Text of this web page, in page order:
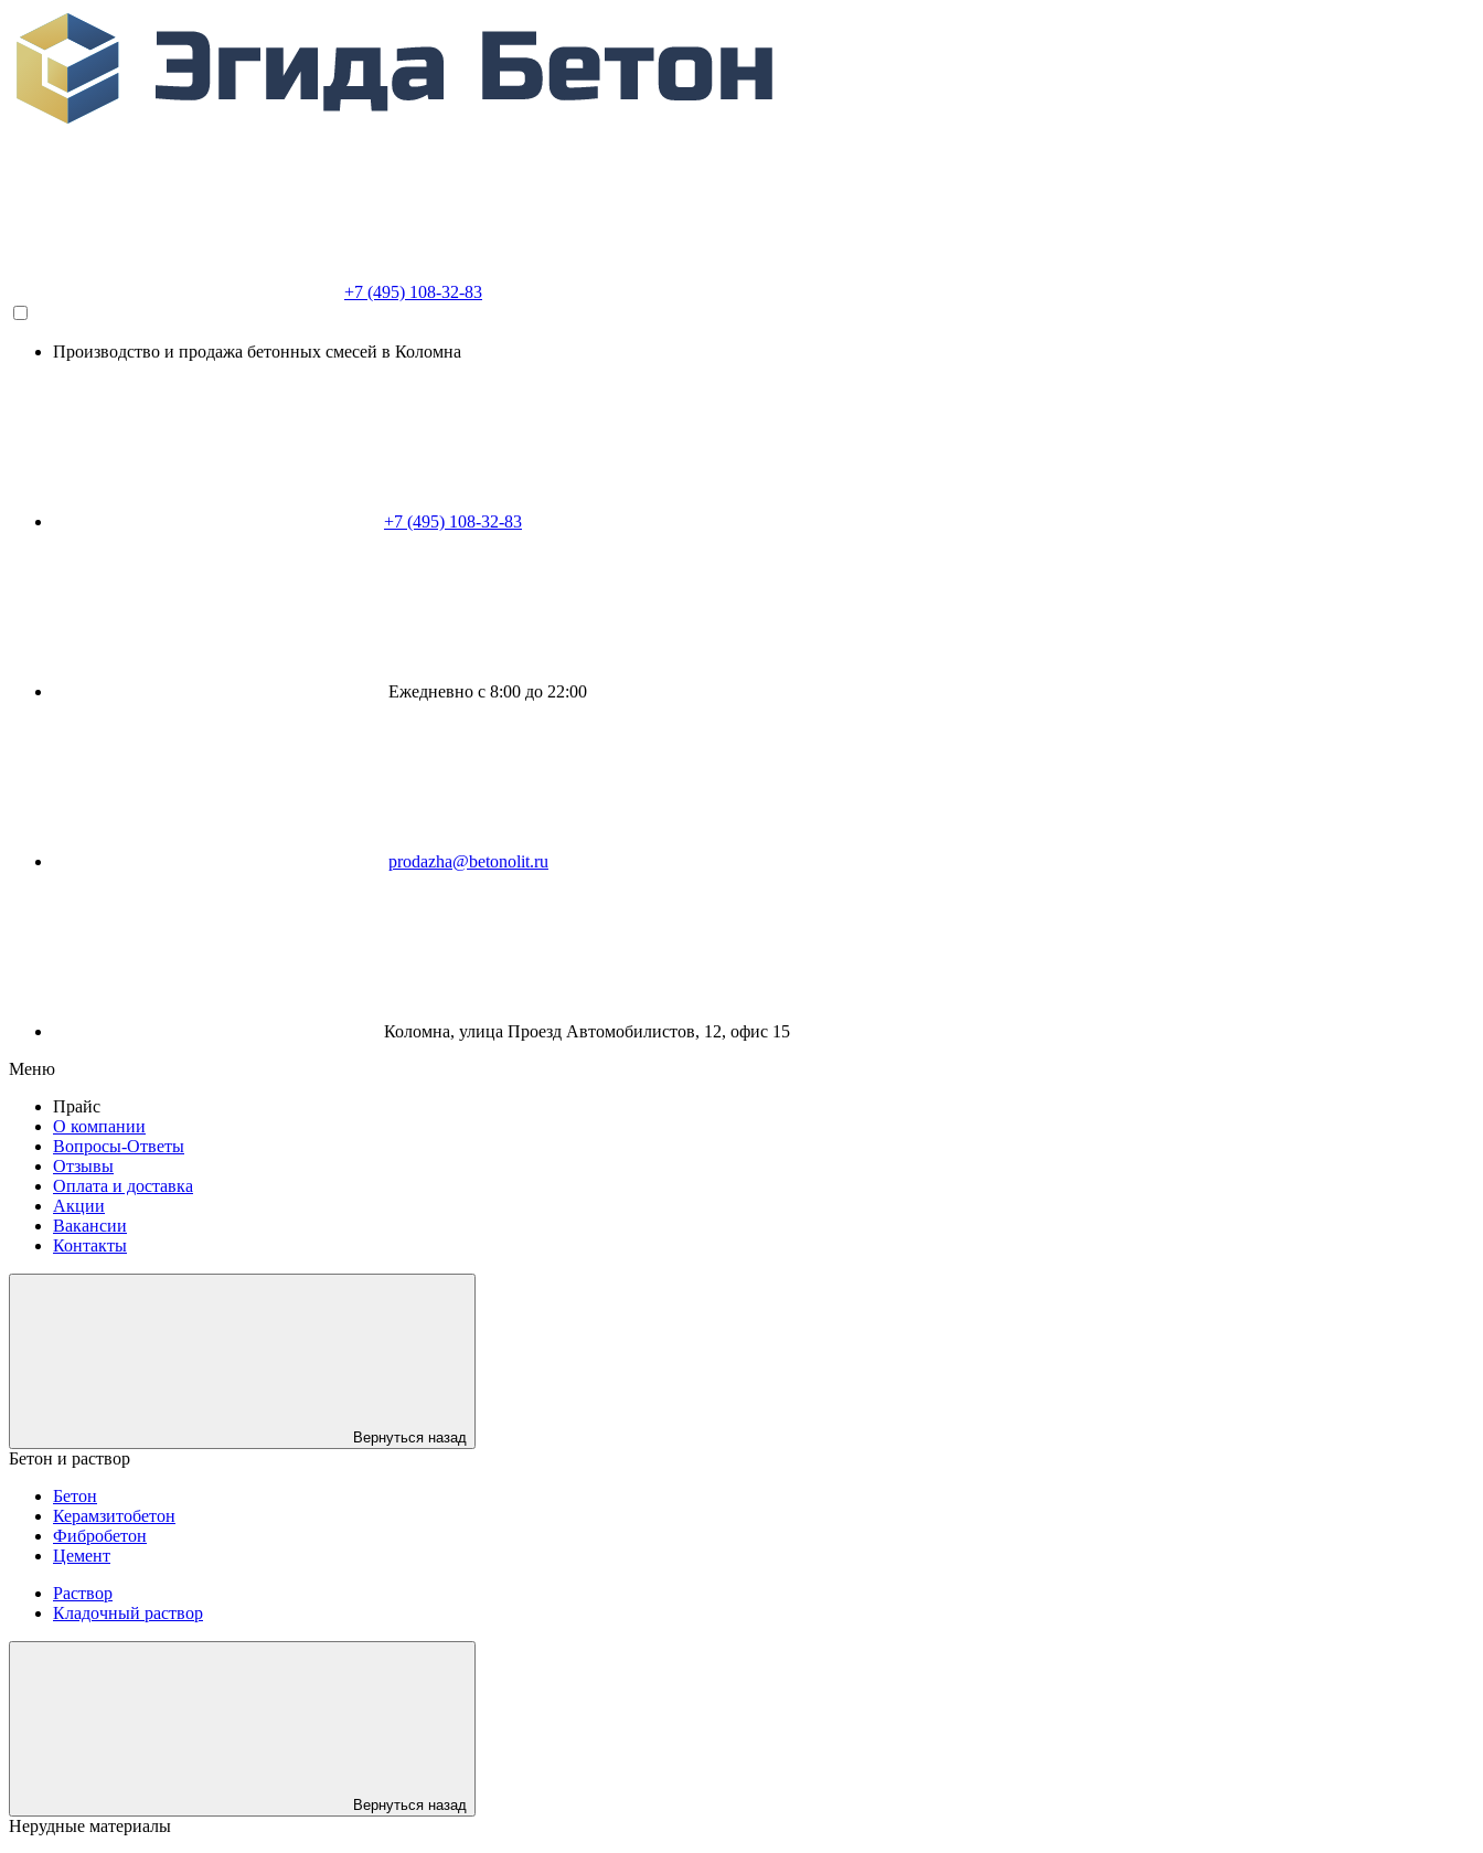
+7 (495) 108-32-83
Производство и продажа бетонных смесей в Коломна
+7 (495) 108-32-83
Ежедневно с 8:00 до 22:00
prodazha@betonolit.ru
Коломна, улица Проезд Автомобилистов, 12, офис 15
Меню
Прайс
О компании
Вопросы-Ответы
Отзывы
Оплата и доставка
Акции
Вакансии
Контакты
Вернуться назад
Бетон и раствор
Бетон
Керамзитобетон
Фибробетон
Цемент
Раствор
Кладочный раствор
Вернуться назад
Нерудные материалы